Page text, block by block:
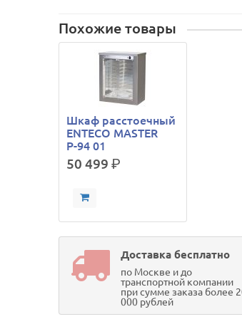
Похожие товары
Шкаф расстоечный
ENTECO MASTER
Р-94 01
50 499р.
Доставка бесплатно
по Москве и до
транспортной компании
при сумме заказа более
000 рублей